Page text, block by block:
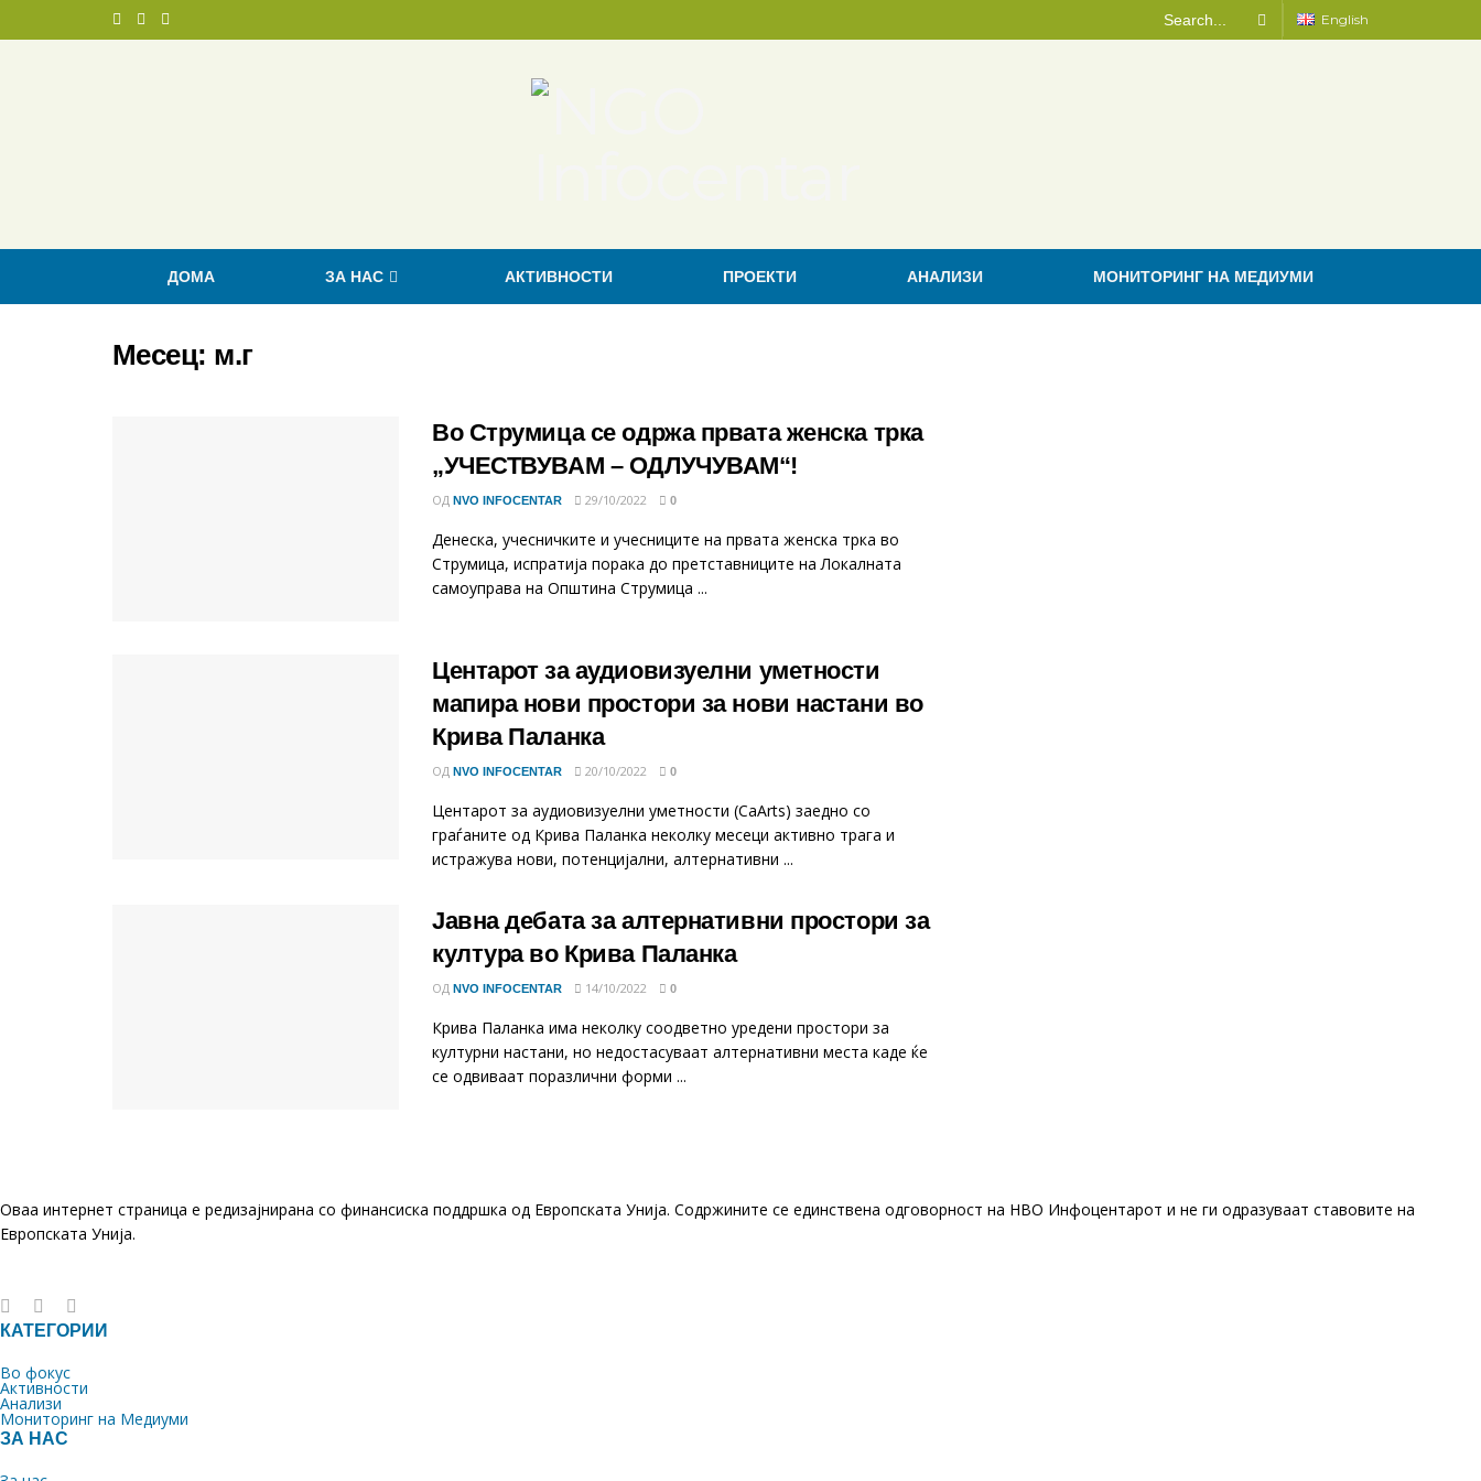
English
ДОМА ЗА НАС АКТИВНОСТИ ПРОЕКТИ АНАЛИЗИ МОНИТОРИНГ НА МЕДИУМИ
Месец: м.г
Во Струмица се одржа првата женска трка
„УЧЕСТВУВАМ – ОДЛУЧУВАМ“!
ОД NVO INFOCENTAR 29/10/2022 0
Денеска, учесничките и учесниците на првата женска трка во
Струмица, испратија порака до претставниците на Локалната
самоуправа на Општина Струмица ...
Центарот за аудиовизуелни уметности
мапира нови простори за нови настани во
Крива Паланка
ОД NVO INFOCENTAR 20/10/2022 0
Центарот за аудиовизуелни уметности (CaArts) заедно со
граѓаните од Крива Паланка неколку месеци активно трага и
истражува нови, потенцијални, алтернативни ...
Јавна дебата за алтернативни простори за
култура во Крива Паланка
ОД NVO INFOCENTAR 14/10/2022 0
Крива Паланка има неколку соодветно уредени простори за
културни настани, но недостасуваат алтернативни места каде ќе
се одвиваат поразлични форми ...
Оваа интернет страница е редизајнирана со финансиска поддршка од Европската Унија. Содржините се единствена одговорност на НВО Инфоцентарот и не ги одразуваат ставовите на
Европската Унија.
КАТЕГОРИИ
Во фокус
Активности
Анализи
Мониторинг на Медиуми
ЗА НАС